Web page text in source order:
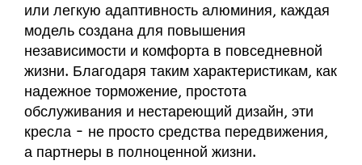
или легкую адаптивность алюминия, каждая
модель создана для повышения
независимости и комфорта в повседневной
жизни. Благодаря таким характеристикам, как
надежное торможение, простота
обслуживания и нестареющий дизайн, эти
кресла - не просто средства передвижения,
а партнеры в полноценной жизни.